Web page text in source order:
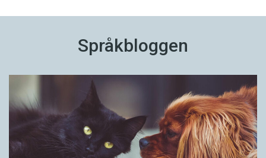
Språkbloggen